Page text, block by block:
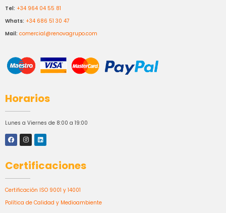
Tel: +34 964 04 55 81
Whats: +34 686 51 30 47
Mail: comercial@renovagrupo.com
Horarios
Lunes a Viernes de 8:00 a 19:00
Certificaciones
Certificación ISO 9001 y 14001
Política de Calidad y Medioambiente